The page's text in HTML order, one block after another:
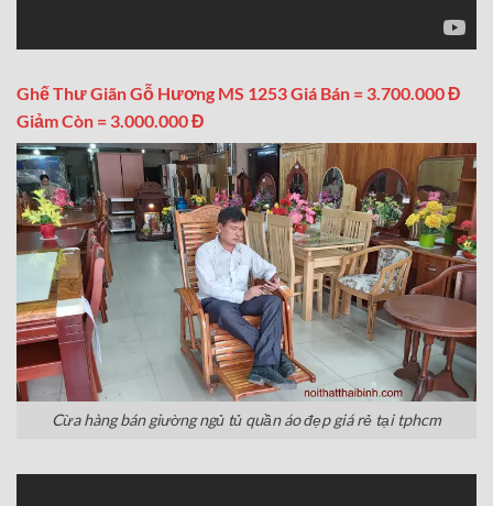
Ghế Thư Giãn Gỗ Hương MS 1253 Giá Bán = 3.700.000 Đ
Giảm Còn = 3.000.000 Đ
Cừa hàng bán giường ngủ tủ quần áo đẹp giá rẻ tại tphcm